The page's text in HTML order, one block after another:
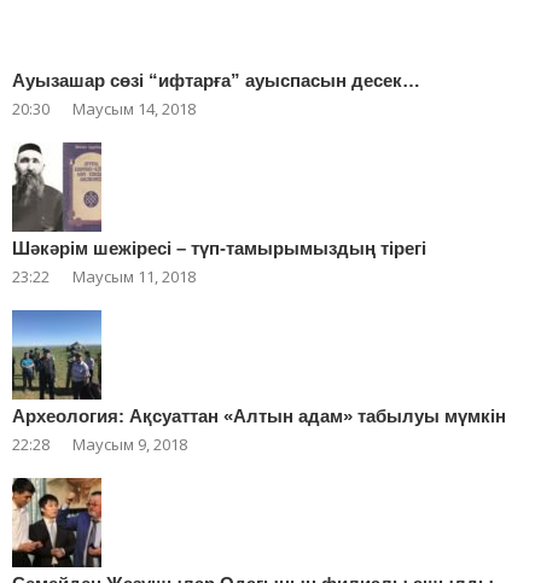
Ауызашар сөзі “ифтарға” ауыспасын десек…
20:30 Маусым 14, 2018
Шәкәрім шежіресі – түп-тамырымыздың тірегі
23:22 Маусым 11, 2018
Археология: Ақсуаттан «Алтын адам» табылуы мүмкін
22:28 Маусым 9, 2018